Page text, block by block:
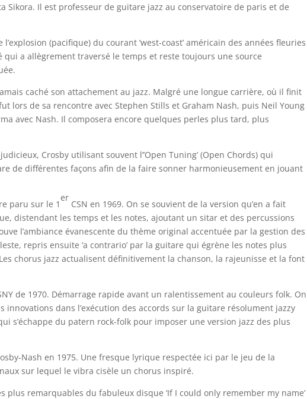
Sikora. Il est professeur de guitare jazz au conservatoire de paris et de
(pacifique) du courant ‘west-coast’ américain des années fleuries
qui a allègrement traversé le temps et reste toujours une source
jamais caché son attachement au jazz. Malgré une longue carrière, où il finit
lors de sa rencontre avec Stephen Stills et Graham Nash, puis Neil Young
avec Nash. Il composera encore quelques perles plus tard, plus
Crosby utilisant souvent l’’Open Tuning’ (Open Chords) qui
de différentes façons afin de la faire sonner harmonieusement en jouant
paru sur le 1
er
CSN en 1969. On se souvient de la version qu’en a fait
distendant les temps et les notes, ajoutant un sitar et des percussions
l’ambiance évanescente du thème original accentuée par la gestion des
repris ensuite ‘a contrario’ par la guitare qui égrène les notes plus
chorus jazz actualisent définitivement la chanson, la rajeunisse et la font
de 1970. Démarrage rapide avant un ralentissement au couleurs folk. On
dans l’exécution des accords sur la guitare résolument jazzy
s’échappe du patern rock-folk pour imposer une version jazz des plus
Nash en 1975. Une fresque lyrique respectée ici par le jeu de la
sur lequel le vibra cisèle un chorus inspiré.
plus remarquables du fabuleux disque ‘If I could only remember my name’